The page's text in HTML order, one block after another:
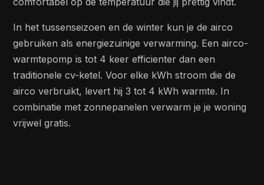
In het tussenseizoen en de winter kun je de airco
gebruiken als energiezuinige verwarming. Een airco-
warmtepomp is tot 4 keer efficienter dan een
traditionele cv-ketel. Voor elke kWh stroom die de
airco verbruikt, levert hij 3 tot 4 kWh warmte. In
combinatie met zonnepanelen verwarm je je woning
vrijwel gratis.